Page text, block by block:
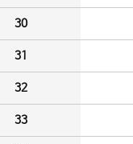
30
31
32
33